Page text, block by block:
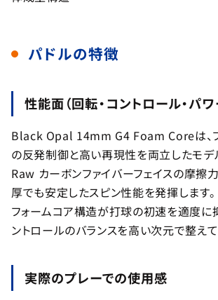
パドルの特徴
性能面（回転・コントロール・パワ
Black Opal 14mm G4 Foam Coreは、
の反発制御と高い再現性を両立したモデ
Raw カーボンファイバーフェイスの摩擦
厚でも安定したスピン性能を発揮します。
フォームコア構造が打球の初速を適度に
ントロールのバランスを高い次元で整えて
実際のプレーでの使用感